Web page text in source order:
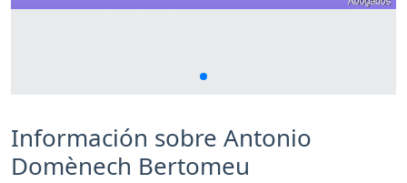
Información sobre Antonio
Domènech Bertomeu